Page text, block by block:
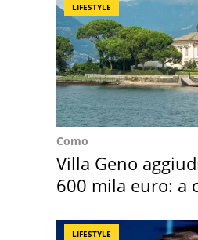
LIFESTYLE
Como
Villa Geno
600 mila euro: a
LIFESTYLE